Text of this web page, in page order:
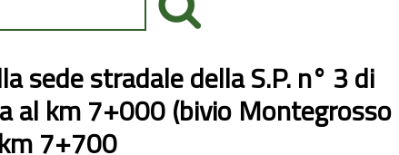
sede stradale della S.P. n° 3 di
al km 7+000 (bivio Montegrosso
7+700